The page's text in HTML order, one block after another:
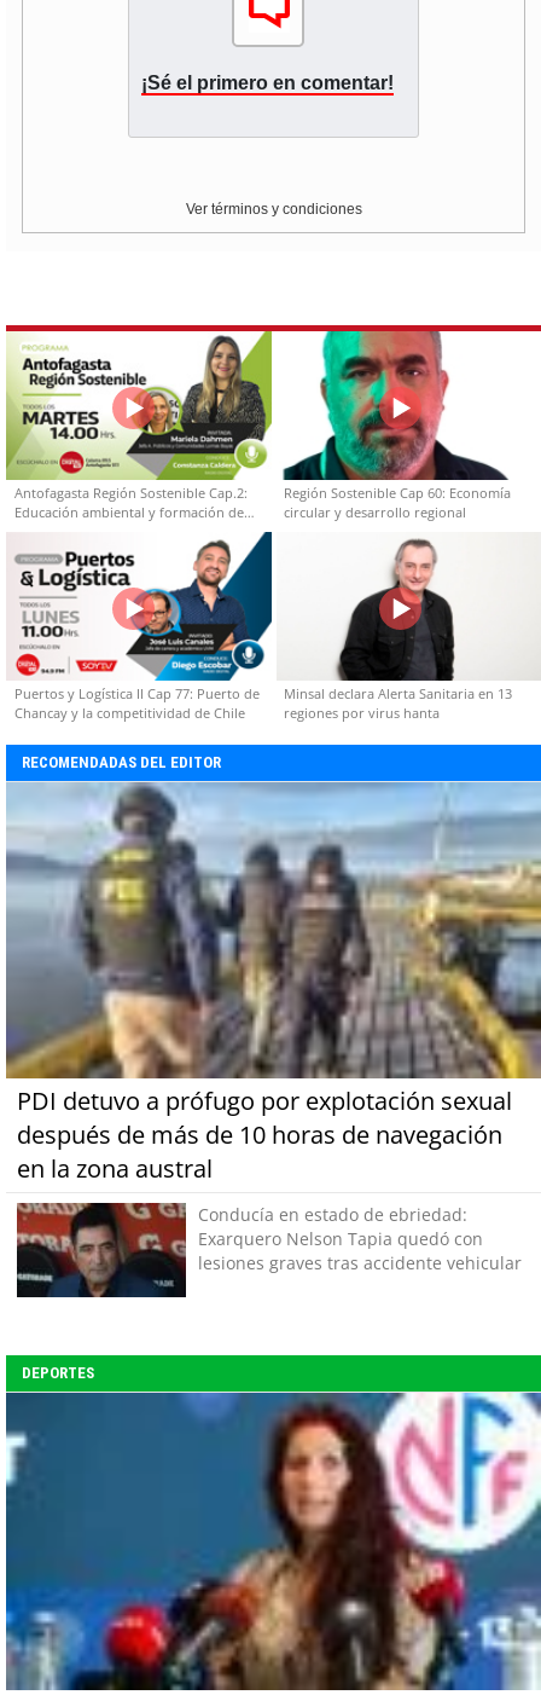
¡Sé el primero en comentar!
Ver términos y condiciones
Antofagasta Región Sostenible Cap.2:
Educación ambiental y formación de
capacidades técnicas
Región Sostenible Cap 60: Economía
circular y desarrollo regional
Puertos y Logística II Cap 77: Puerto de
Chancay y la competitividad de Chile
Minsal declara Alerta Sanitaria en 13
regiones por virus hanta
RECOMENDADAS DEL EDITOR
PDI detuvo a prófugo por explotación sexual
después de más de 10 horas de navegación
en la zona austral
Conducía en estado de ebriedad:
Exarquero Nelson Tapia quedó con
lesiones graves tras accidente vehicular
DEPORTES